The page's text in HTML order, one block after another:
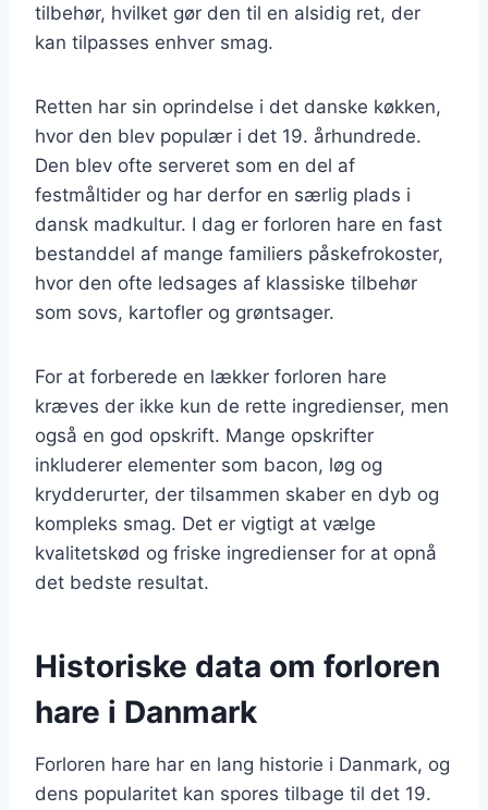
tilbehør, hvilket gør den til en alsidig ret, der
kan tilpasses enhver smag.
Retten har sin oprindelse i det danske køkken,
hvor den blev populær i det 19. århundrede.
Den blev ofte serveret som en del af
festmåltider og har derfor en særlig plads i
dansk madkultur. I dag er forloren hare en fast
bestanddel af mange familiers påskefrokoster,
hvor den ofte ledsages af klassiske tilbehør
som sovs, kartofler og grøntsager.
For at forberede en lækker forloren hare
kræves der ikke kun de rette ingredienser, men
også en god opskrift. Mange opskrifter
inkluderer elementer som bacon, løg og
krydderurter, der tilsammen skaber en dyb og
kompleks smag. Det er vigtigt at vælge
kvalitetskød og friske ingredienser for at opnå
det bedste resultat.
Historiske data om forloren
hare i Danmark
Forloren hare har en lang historie i Danmark, og
dens popularitet kan spores tilbage til det 19.